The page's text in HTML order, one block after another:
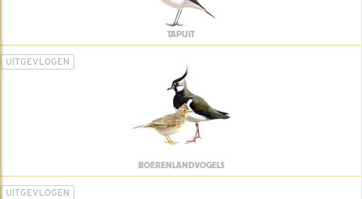
TAPUIT
UITGEVLOGEN
BOERENLANDVOGELS
UITGEVLOGEN